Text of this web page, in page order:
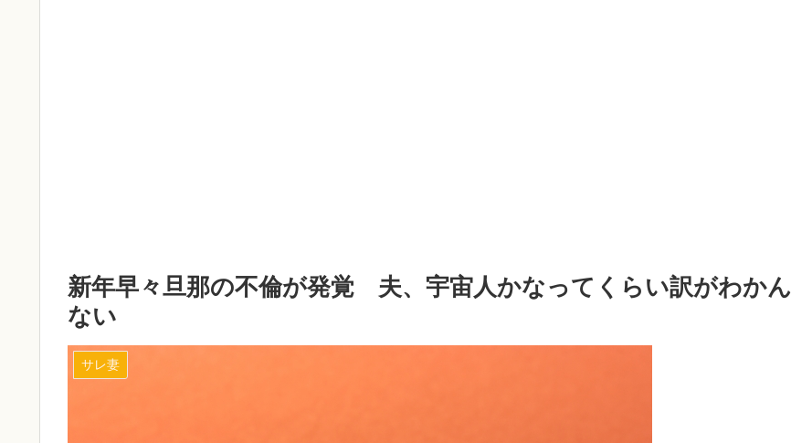
新年早々旦那の不倫が発覚 夫、宇宙人かなってくらい訳がわかん
ない
サレ妻